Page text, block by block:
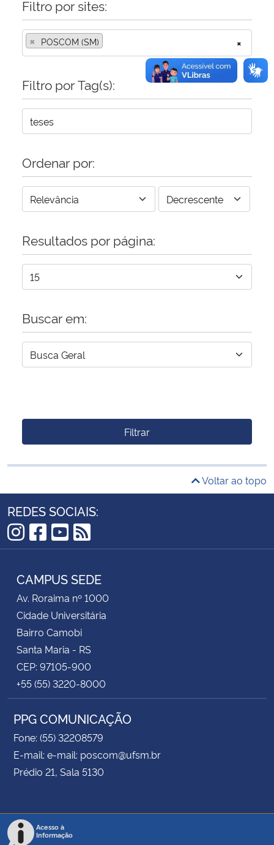
Filtro por sites:
×
× POSCOM (SM)
Filtro por Tag(s):
Ordenar por:
Resultados por página:
Buscar em:
Filtrar
Voltar ao topo
REDES SOCIAIS:
Instagram
Facebook
YouTube
RSS
CAMPUS SEDE
Av. Roraima nº 1000
Cidade Universitária
Bairro Camobi
Santa Maria - RS
CEP: 97105-900
+55 (55) 3220-8000
PPG COMUNICAÇÃO
Fone: (55) 32208579
E-mail: e-mail: poscom@ufsm.br
Prédio 21, Sala 5130
Acesso à
Informação